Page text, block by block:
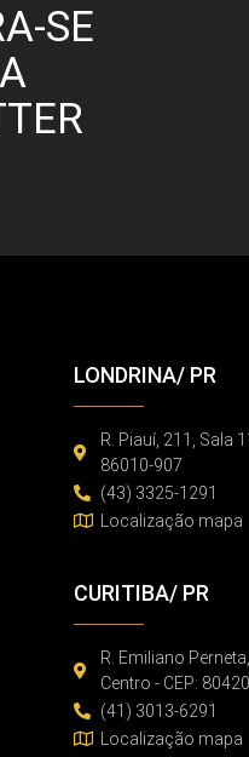
SE
LONDRINA/ PR
R. Piauí, 211, Sala
86010-907
(43) 3325-1291
Localização mapa
CURITIBA/ PR
R. Emiliano
Centro - CEP:
(41) 3013-6291
Localização mapa